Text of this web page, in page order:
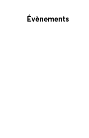
Évènements